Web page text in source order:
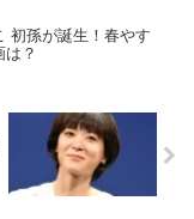
初孫が誕生！春やす
は？